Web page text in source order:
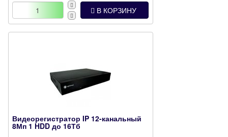
В КОРЗИНУ
Видеорегистратор IP 12-канальный
8Мп 1 HDD до 16Тб